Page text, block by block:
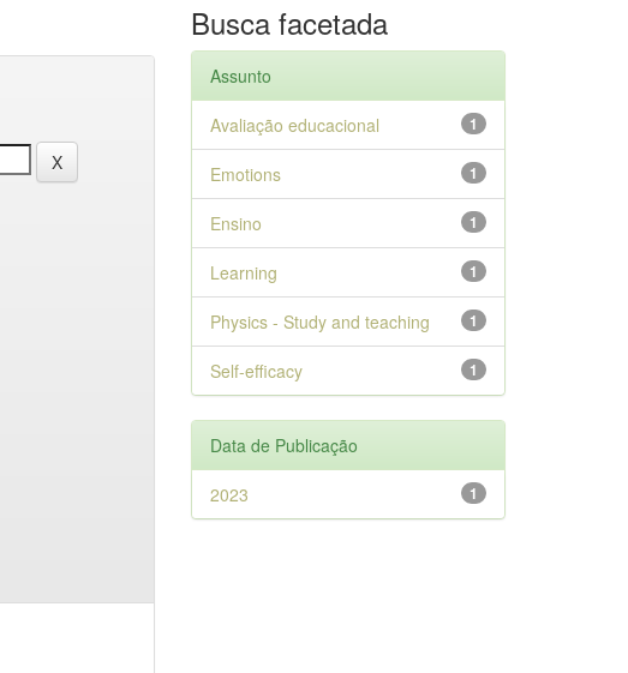
Busca facetada
Assunto
1
Avaliação educacional
1
Emotions
1
Ensino
1
Learning
1
Physics - Study and teaching
1
Self-efficacy
Data de Publicação
1
2023